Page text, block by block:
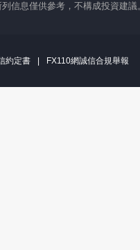
信息僅供參考，不構成投資建
約定書 FX110網誠信合規舉報